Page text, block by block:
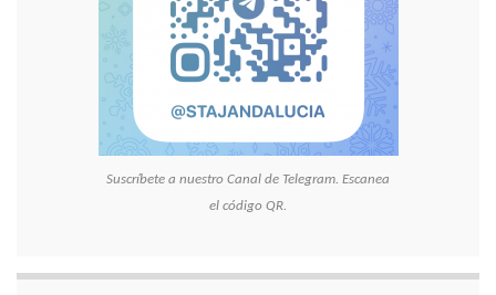
Suscríbete a nuestro Canal de Telegram. Escanea
el código QR.